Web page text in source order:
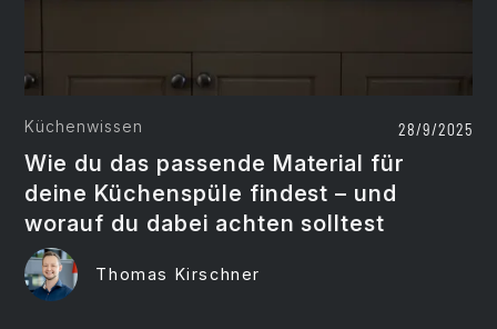
Küchenwissen 28/9/2025
Wie du das passende Material für
deine Küchenspüle findest – und
worauf du dabei achten solltest
Thomas Kirschner